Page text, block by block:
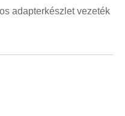
adapterkészlet vezeték